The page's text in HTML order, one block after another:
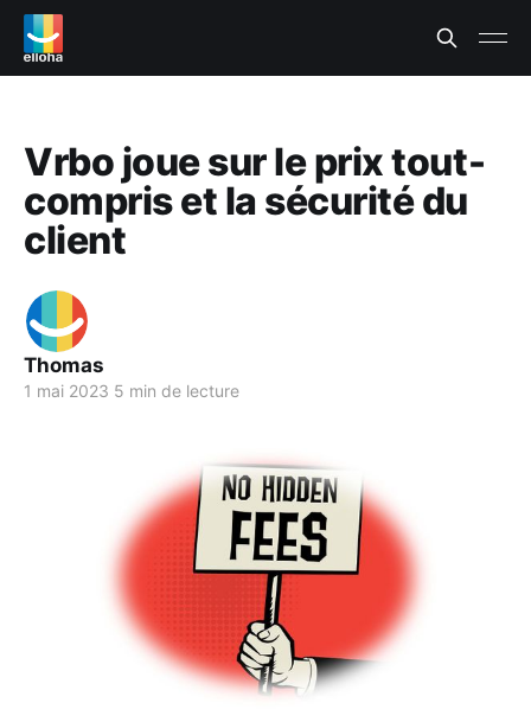
Vrbo joue sur le prix tout-
compris et la sécurité du
client
Thomas
1 mai 2023 5 min de lecture